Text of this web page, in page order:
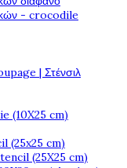
- crocodile
| Στένσιλ
(10X25 cm)
(25x25 cm)
(25X25 cm)